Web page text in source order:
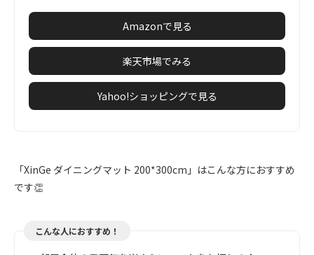
Amazonで見る
楽天市場でみる
Yahoo!ショッピングで見る
「XinGe ダイニングマット 200*300cm」はこんな方におすすめ
です👏
こんな人におすすめ！